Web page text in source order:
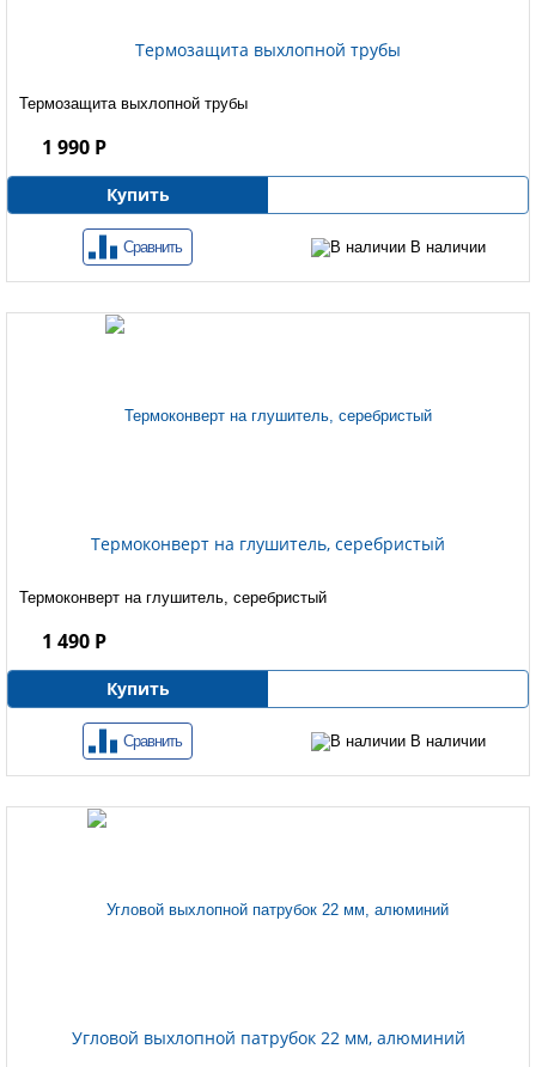
Термозащита выхлопной трубы
Термозащита выхлопной трубы
1 990 Р
Купить
Сравнить В наличии
Термоконверт на глушитель, серебристый
Термоконверт на глушитель, серебристый
1 490 Р
Купить
Сравнить В наличии
Угловой выхлопной патрубок 22 мм, алюминий